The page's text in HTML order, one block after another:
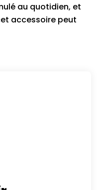
au quotidien, et
accessoire peut